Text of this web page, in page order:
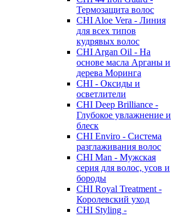
Термозащита волос
CHI Aloe Vera - Линия
для всех типов
кудрявых волос
CHI Argan Oil - На
основе масла Арганы и
дерева Моринга
CHI - Оксиды и
осветлители
CHI Deep Brilliance -
Глубокое увлажнение и
блеск
CHI Enviro - Система
разглаживания волос
CHI Man - Мужская
серия для волос, усов и
бороды
CHI Royal Treatment -
Королевский уход
CHI Styling -